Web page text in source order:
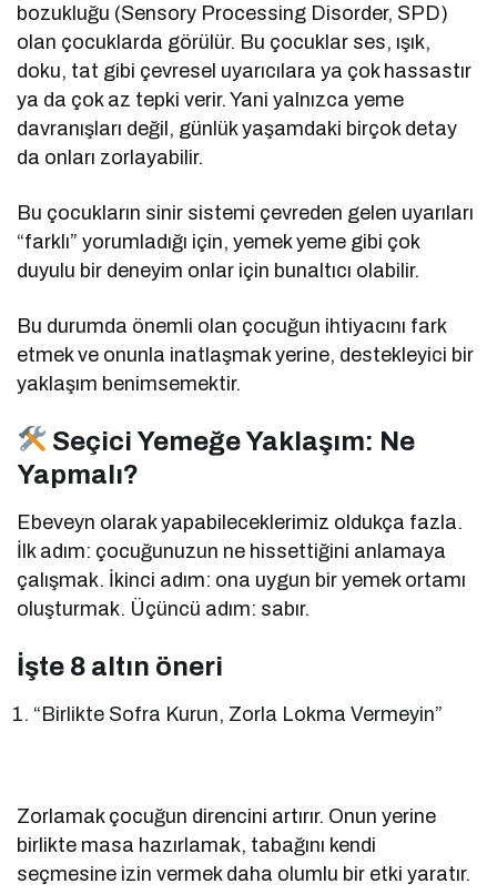
bozukluğu (Sensory Processing Disorder, SPD)
olan çocuklarda görülür. Bu çocuklar ses, ışık,
doku, tat gibi çevresel uyarıcılara ya çok hassastır
ya da çok az tepki verir. Yani yalnızca yeme
davranışları değil, günlük yaşamdaki birçok detay
da onları zorlayabilir.
Bu çocukların sinir sistemi çevreden gelen uyarıları
“farklı” yorumladığı için, yemek yeme gibi çok
duyulu bir deneyim onlar için bunaltıcı olabilir.
Bu durumda önemli olan çocuğun ihtiyacını fark
etmek ve onunla inatlaşmak yerine, destekleyici bir
yaklaşım benimsemektir.
Seçici Yemeğe Yaklaşım: Ne
Yapmalı?
Ebeveyn olarak yapabileceklerimiz oldukça fazla.
İlk adım: çocuğunuzun ne hissettiğini anlamaya
çalışmak. İkinci adım: ona uygun bir yemek ortamı
oluşturmak. Üçüncü adım: sabır.
İşte 8 altın öneri
“Birlikte Sofra Kurun, Zorla Lokma Vermeyin”
Zorlamak çocuğun direncini artırır. Onun yerine
birlikte masa hazırlamak, tabağını kendi
seçmesine izin vermek daha olumlu bir etki yaratır.